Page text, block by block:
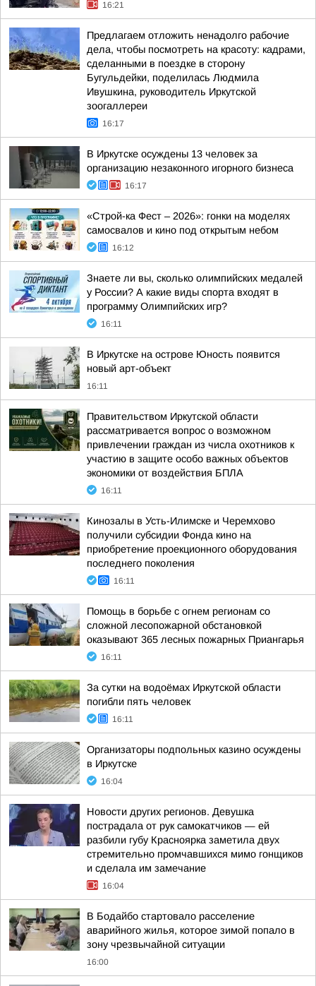
16:21
Предлагаем отложить ненадолго рабочие
дела, чтобы посмотреть на красоту: кадрами,
сделанными в поездке в сторону
Бугульдейки, поделилась Людмила
Ивушкина, руководитель Иркутской
зоогаллереи
16:17
В Иркутске осуждены 13 человек за
организацию незаконного игорного бизнеса
16:17
«Строй-ка Фест – 2026»: гонки на моделях
самосвалов и кино под открытым небом
16:12
Знаете ли вы, сколько олимпийских медалей
у России? А какие виды спорта входят в
программу Олимпийских игр?
16:11
В Иркутске на острове Юность появится
новый арт-объект
16:11
Правительством Иркутской области
рассматривается вопрос о возможном
привлечении граждан из числа охотников к
участию в защите особо важных объектов
экономики от воздействия БПЛА
16:11
Кинозалы в Усть-Илимске и Черемхово
получили субсидии Фонда кино на
приобретение проекционного оборудования
последнего поколения
16:11
Помощь в борьбе с огнем регионам со
сложной лесопожарной обстановкой
оказывают 365 лесных пожарных Приангарья
16:11
За сутки на водоёмах Иркутской области
погибли пять человек
16:11
Организаторы подпольных казино осуждены
в Иркутске
16:04
Новости других регионов. Девушка
пострадала от рук самокатчиков — ей
разбили губу Красноярка заметила двух
стремительно промчавшихся мимо гонщиков
и сделала им замечание
16:04
В Бодайбо стартовало расселение
аварийного жилья, которое зимой попало в
зону чрезвычайной ситуации
16:00